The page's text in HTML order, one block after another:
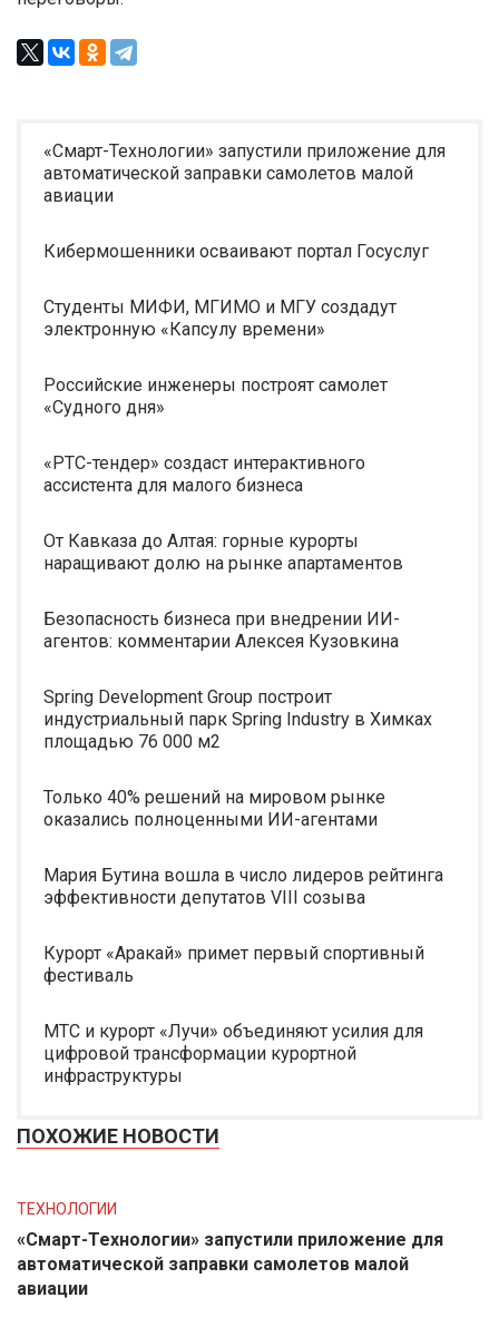
«Смарт-Технологии» запустили приложение для
автоматической заправки самолетов малой
авиации
Кибермошенники осваивают портал Госуслуг
Студенты МИФИ, МГИМО и МГУ создадут
электронную «Капсулу времени»
Российские инженеры построят самолет
«Судного дня»
«РТС-тендер» создаст интерактивного
ассистента для малого бизнеса
От Кавказа до Алтая: горные курорты
наращивают долю на рынке апартаментов
Безопасность бизнеса при внедрении ИИ-
агентов: комментарии Алексея Кузовкина
Spring Development Group построит
индустриальный парк Spring Industry в Химках
площадью 76 000 м2
Только 40% решений на мировом рынке
оказались полноценными ИИ-агентами
Мария Бутина вошла в число лидеров рейтинга
эффективности депутатов VIII созыва
Курорт «Аракай» примет первый спортивный
фестиваль
МТС и курорт «Лучи» объединяют усилия для
цифровой трансформации курортной
инфраструктуры
ПОХОЖИЕ НОВОСТИ
ТЕХНОЛОГИИ
«Смарт-Технологии» запустили приложение для
автоматической заправки самолетов малой
авиации